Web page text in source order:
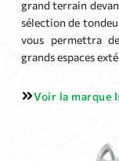
grand terrain
sélection de
vous permettra
grands espaces
Voir la marque